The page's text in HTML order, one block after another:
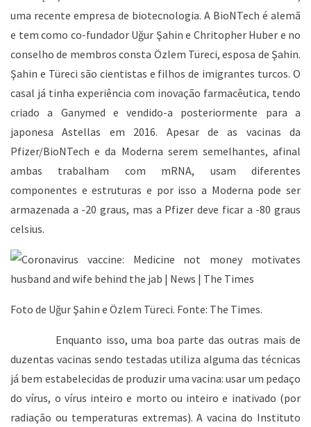
uma recente empresa de biotecnologia. A BioNTech é alemã
e tem como co-fundador Uğur Şahin e Chritopher Huber e no
conselho de membros consta Özlem Türeci, esposa de Şahin.
Şahin e Türeci são cientistas e filhos de imigrantes turcos. O
casal já tinha experiência com inovação farmacêutica, tendo
criado a Ganymed e vendido-a posteriormente para a
japonesa Astellas em 2016. Apesar de as vacinas da
Pfizer/BioNTech e da Moderna serem semelhantes, afinal
ambas trabalham com mRNA, usam diferentes
componentes e estruturas e por isso a Moderna pode ser
armazenada a -20 graus, mas a Pfizer deve ficar a -80 graus
celsius.
Foto de Uğur Şahin e Özlem Türeci. Fonte: The Times.
Enquanto isso, uma boa parte das outras mais de
duzentas vacinas sendo testadas utiliza alguma das técnicas
já bem estabelecidas de produzir uma vacina: usar um pedaço
do vírus, o vírus inteiro e morto ou inteiro e inativado (por
radiação ou temperaturas extremas). A vacina do Instituto